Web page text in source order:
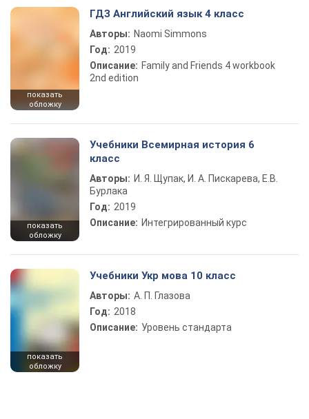
показать
обложку
ГДЗ Английский язык 4 класс
Авторы: Naomi Simmons
Год: 2019
Описание: Family and Friends 4 workbook
2nd edition
показать
обложку
Учебники Всемирная история 6
класс
Авторы: И. Я. Щупак, И. А. Пискарева, Е.В.
Бурлака
Год: 2019
Описание: Интегрированный курс
показать
обложку
Учебники Укр мова 10 класс
Авторы: А. П. Глазова
Год: 2018
Описание: Уровень стандарта